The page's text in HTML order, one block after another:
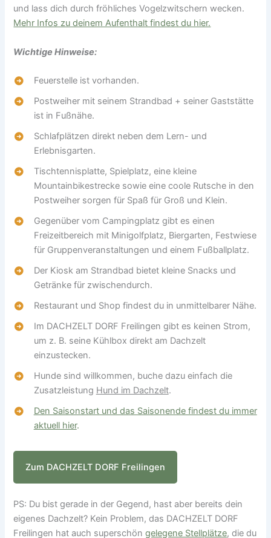
und lass dich durch fröhliches Vogelzwitschern wecken.
Mehr Infos zu deinem Aufenthalt findest du hier.
Wichtige Hinweise:
Feuerstelle ist vorhanden.
Postweiher mit seinem Strandbad + seiner Gaststätte
ist in Fußnähe.
Schlafplätzen direkt neben dem Lern- und
Erlebnisgarten.
Tischtennisplatte, Spielplatz, eine kleine
Mountainbikestrecke sowie eine coole Rutsche in den
Postweiher sorgen für Spaß für Groß und Klein.
Gegenüber vom Campingplatz gibt es einen
Freizeitbereich mit Minigolfplatz, Biergarten, Festwiese
für Gruppenveranstaltungen und einem Fußballplatz.
Der Kiosk am Strandbad bietet kleine Snacks und
Getränke für zwischendurch.
Restaurant und Shop findest du in unmittelbarer Nähe.
Im DACHZELT DORF Freilingen gibt es keinen Strom,
um z. B. seine Kühlbox direkt am Dachzelt
einzustecken.
Hunde sind willkommen, buche dazu einfach die
Zusatzleistung Hund im Dachzelt.
Den Saisonstart und das Saisonende findest du immer
aktuell hier.
Zum DACHZELT DORF Freilingen
PS: Du bist gerade in der Gegend, hast aber bereits dein
eigenes Dachzelt? Kein Problem, das DACHZELT DORF
Freilingen hat auch superschöngelegene Stellplätze, die du